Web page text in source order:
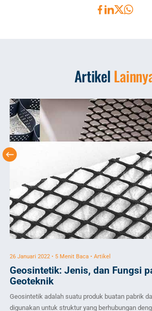
Artikel
26 Januari 2022 • 5 Menit Baca • Artikel
Geosintetik: Jenis, dan Fungsi
Geoteknik
Geosintetik adalah suatu produk buatan pabrik
digunakan untuk struktur yang berhubungan